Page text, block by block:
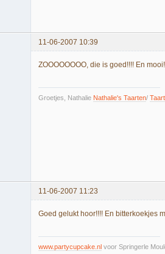
11-06-2007 10:39
ZOOOOOOOO, die is goed!!!! En
Groetjes, Nathalie Nathalie's Taarten/
11-06-2007 11:23
Goed gelukt hoor!!!! En bitterkoekjes
www.partycupcake.nl voor Springerle